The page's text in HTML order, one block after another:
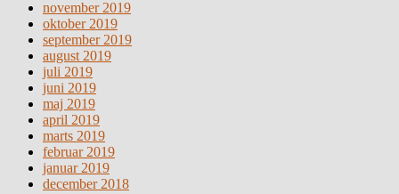
november 2019
oktober 2019
september 2019
august 2019
juli 2019
juni 2019
maj 2019
april 2019
marts 2019
februar 2019
januar 2019
december 2018